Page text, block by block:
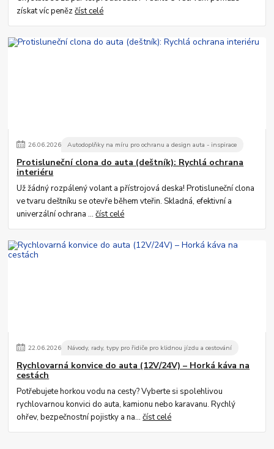
získat víc penězčíst celé
26.06.2026 Autodoplňky na míru pro ochranu a design auta - inspirace
Protisluneční clona do auta (deštník): Rychlá ochrana
interiéru
Už žádný rozpálený volant a přístrojová deska! Protisluneční clona
ve tvaru deštníku se otevře během vteřin. Skladná, efektivní a
univerzální ochrana ...číst celé
22.06.2026 Návody, rady, typy pro řidiče pro klidnou jízdu a cestování
Rychlovarná konvice do auta (12V/24V) – Horká káva na
cestách
Potřebujete horkou vodu na cesty? Vyberte si spolehlivou
rychlovarnou konvici do auta, kamionu nebo karavanu. Rychlý
ohřev, bezpečnostní pojistky a na...číst celé